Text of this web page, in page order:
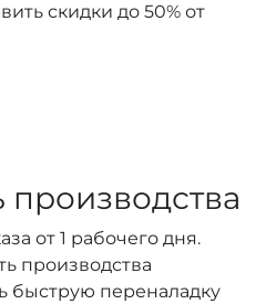
скидки до 50% от
от 1 рабочего дня.
производства
быструю переналадку